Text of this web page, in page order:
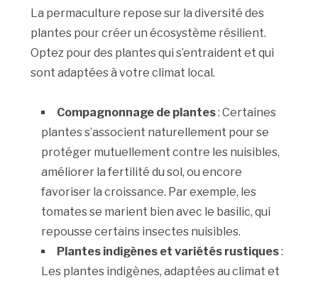
La permaculture repose sur la diversité des
plantes pour créer un écosystème résilient.
Optez pour des plantes qui s’entraident et qui
sont adaptées à votre climat local.
Compagnonnage de plantes: Certaines
plantes s’associent naturellement pour se
protéger mutuellement contre les nuisibles,
améliorer la fertilité du sol, ou encore
favoriser la croissance. Par exemple, les
tomates se marient bien avec le basilic, qui
repousse certains insectes nuisibles.
Plantes indigènes et variétés rustiques:
Les plantes indigènes, adaptées au climat et